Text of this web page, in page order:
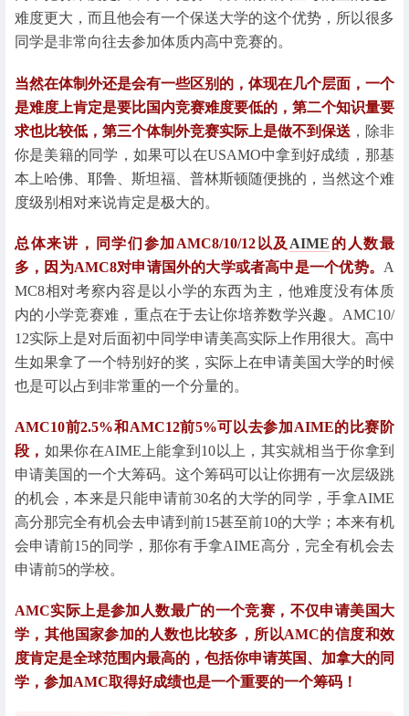
难度更大，而且他会有一个保送大学的这个优势，所以很多
同学是非常向往去参加体质内高中竞赛的。
当然在体制外还是会有一些区别的，体现在几个层面，一个
是难度上肯定是要比国内竞赛难度要低的，第二个知识量要
求也比较低，第三个体制外竞赛实际上是做不到保送 ，除非
你是美籍的同学，如果可以在USAMO中拿到好成绩，那基
本上哈佛、耶鲁、斯坦福、普林斯顿随便挑的，当然这个难
度级别相对来说肯定是极大的。
总体来讲，同学们参加AMC8/10/12以及 AIME 的人数最
多，因为AMC8对申请国外的大学或者高中是一个优势。 A
MC8相对考察内容是以小学的东西为主，他难度没有体质
内的小学竞赛难，重点在于去让你培养数学兴趣。AMC10/
12实际上是对后面初中同学申请美高实际上作用很大。高中
生如果拿了一个特别好的奖，实际上在申请美国大学的时候
也是可以占到非常重的一个分量的。
AMC10前2.5%和AMC12前5%可以去参加AIME的比赛阶
段， 如果你在AIME上能拿到10以上，其实就相当于你拿到
申请美国的一个大筹码。这个筹码可以让你拥有一次层级跳
的机会，本来是只能申请前30名的大学的同学，手拿AIME
高分那完全有机会去申请到前15甚至前10的大学；本来有机
会申请前15的同学，那你有手拿AIME高分，完全有机会去
申请前5的学校。
AMC实际上是参加人数最广的一个竞赛，不仅申请美国大
学，其他国家参加的人数也比较多，所以AMC的信度和效
度肯定是全球范围内最高的，包括你申请英国、加拿大的同
学，参加AMC取得好成绩也是一个重要的一个筹码！